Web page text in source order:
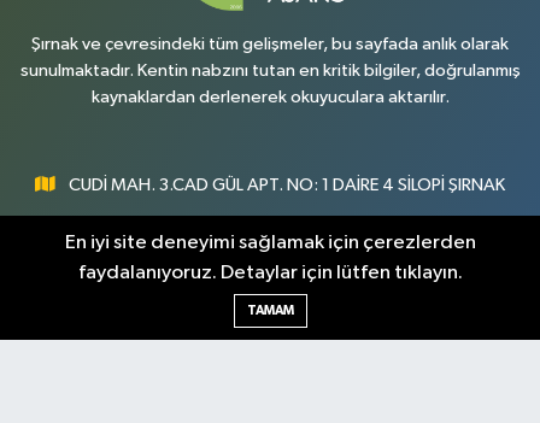
Şırnak ve çevresindeki tüm gelişmeler, bu sayfada anlık olarak
sunulmaktadır. Kentin nabzını tutan en kritik bilgiler, doğrulanmış
kaynaklardan derlenerek okuyuculara aktarılır.
CUDİ MAH. 3.CAD GÜL APT. NO: 1 DAİRE 4 SİLOPİ ŞIRNAK
0547 300 73 73
[email protected]
En iyi site deneyimi sağlamak için çerezlerden
faydalanıyoruz. Detaylar için lütfen tıklayın.
TAMAM